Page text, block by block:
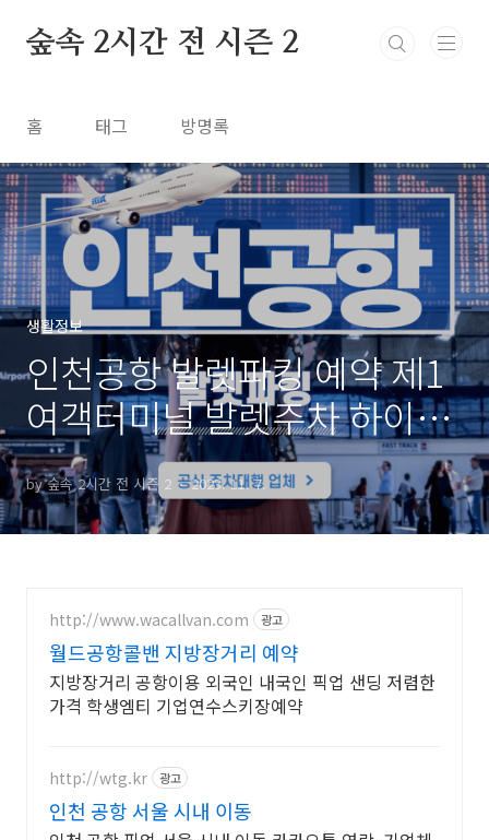
숲속 2시간 전 시즌 2
홈 태그 방명록
생활정보
인천공항 발렛파킹 예약 제1
여객터미널 발렛주차 하이파
킹
by 숲속 2시간 전 시즌 2 2023. 11. 7.
http://www.wacallvan.com 광고
월드공항콜밴 지방장거리 예약
지방장거리 공항이용 외국인 내국인 픽업 샌딩 저렴한
가격 학생엠티 기업연수스키장예약
http://wtg.kr 광고
인천 공항 서울 시내 이동